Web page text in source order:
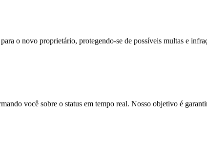
o novo proprietário, protegendo-se de possíveis multas e
você sobre o status em tempo real. Nosso objetivo é